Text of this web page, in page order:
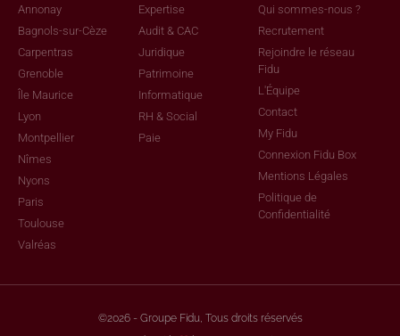
Annonay
Bagnols-sur-Cèze
Carpentras
Grenoble
Île Maurice
Lyon
Montpellier
Nîmes
Nyons
Paris
Toulouse
Valréas
Expertise
Audit & CAC
Juridique
Patrimoine
Informatique
RH & Social
Paie
Qui sommes-nous ?
Recrutement
Rejoindre le réseau
Fidu
L'Équipe
Contact
My Fidu
Connexion Fidu Box
Mentions Légales
Politique de
Confidentialité
©2026 - Groupe Fidu, Tous droits réservés